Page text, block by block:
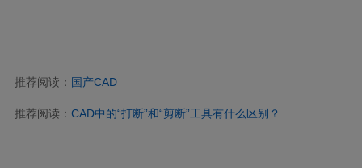
推荐阅读： 国产CAD
推荐阅读： CAD中的“打断”和“剪断”工具有什么区别？